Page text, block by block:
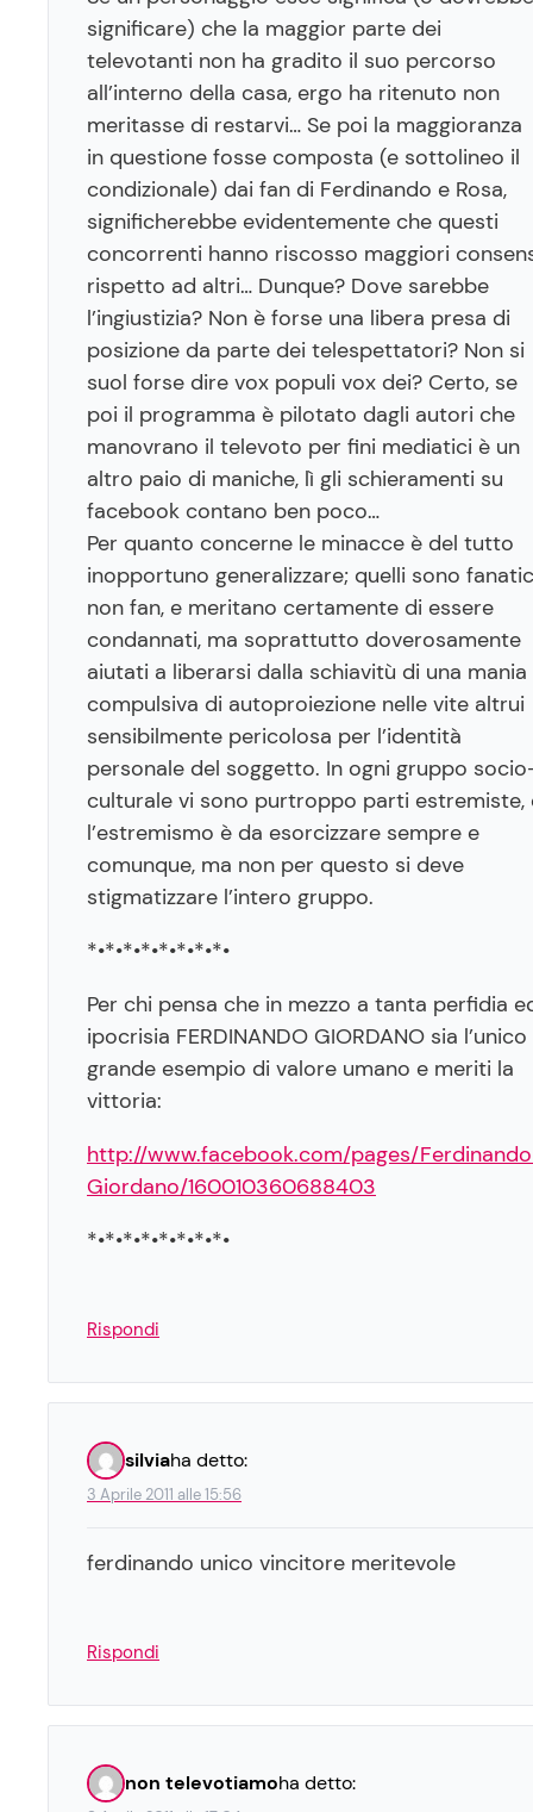
significare) che la maggior parte dei
televotanti non ha gradito il suo percorso
all’interno della casa, ergo ha ritenuto non
meritasse di restarvi… Se poi la maggioranza
in questione fosse composta (e sottolineo il
condizionale) dai fan di Ferdinando e Rosa,
significherebbe evidentemente che questi
concorrenti hanno riscosso maggiori
rispetto ad altri… Dunque? Dove sarebbe
l’ingiustizia? Non è forse una libera presa di
posizione da parte dei telespettatori? Non si
suol forse dire vox populi vox dei? Certo, se
poi il programma è pilotato dagli autori che
manovrano il televoto per fini mediatici è un
altro paio di maniche, lì gli schieramenti su
facebook contano ben poco…
Per quanto concerne le minacce è del tutto
inopportuno generalizzare; quelli sono
non fan, e meritano certamente di essere
condannati, ma soprattutto doverosamente
aiutati a liberarsi dalla schiavitù di una mania
compulsiva di autoproiezione nelle vite altrui
sensibilmente pericolosa per l’identità
personale del soggetto. In ogni gruppo
culturale vi sono purtroppo parti estremiste,
l’estremismo è da esorcizzare sempre e
comunque, ma non per questo si deve
stigmatizzare l’intero gruppo.
*•*•*•*•*•*•*•*•
Per chi pensa che in mezzo a tanta perfidia
ipocrisia FERDINANDO GIORDANO sia l’unico
grande esempio di valore umano e meriti la
vittoria:
http://www.facebook.com/pages/
Giordano/160010360688403
*•*•*•*•*•*•*•*•
Rispondi
silviaha detto:
3 Aprile 2011 alle 15:56
ferdinando unico vincitore meritevole
Rispondi
non televotiamoha detto: